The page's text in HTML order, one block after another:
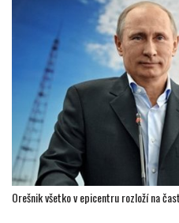
Orešnik všetko v epicentru rozloží na